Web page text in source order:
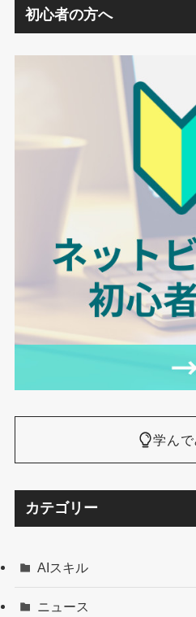
初心者の方へ
学んで
カテゴリー
AIスキル
ニュース